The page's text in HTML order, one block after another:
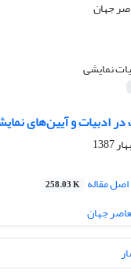
نمایشی
ادبیات و آیین‌های
اصل مقاله 258.03 K